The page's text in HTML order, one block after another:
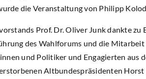
die Veranstaltung von Philipp
Prof. Dr. Oliver Junk dankte
des Wahlforums und die
und Politiker und Engagierten aus
Altbundespräsidenten